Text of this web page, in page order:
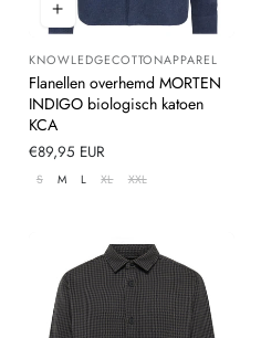
Leverancier:
KNOWLEDGECOTTONAPPAREL
Flanellen overhemd MORTEN
INDIGO biologisch katoen
KCA
Normale
prijs
€89,95 EUR
S M L XL XXL